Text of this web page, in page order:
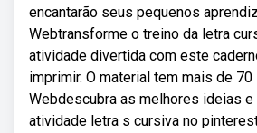
encantarão seus pequenos
Webtransforme o treino da letra
atividade divertida com este
imprimir. O material tem mais de
Webdescubra as melhores ideias
atividade letra s cursiva no